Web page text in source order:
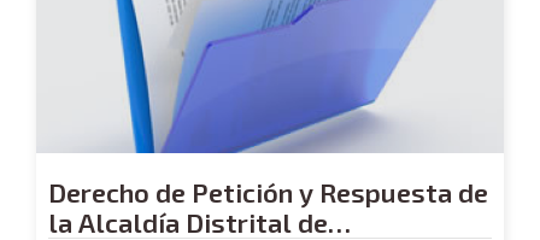
Derecho de Petición y Respuesta de
la Alcaldía Distrital de